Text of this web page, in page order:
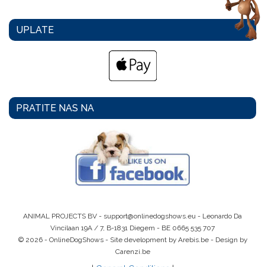
UPLATE
PRATITE NAS NA
ANIMAL PROJECTS BV - support@onlinedogshows.eu - Leonardo Da
Vincilaan 19A / 7, B-1831 Diegem - BE 0665 535 707
© 2026 - OnlineDogShows - Site development by Arebis.be - Design by
Carenzi.be